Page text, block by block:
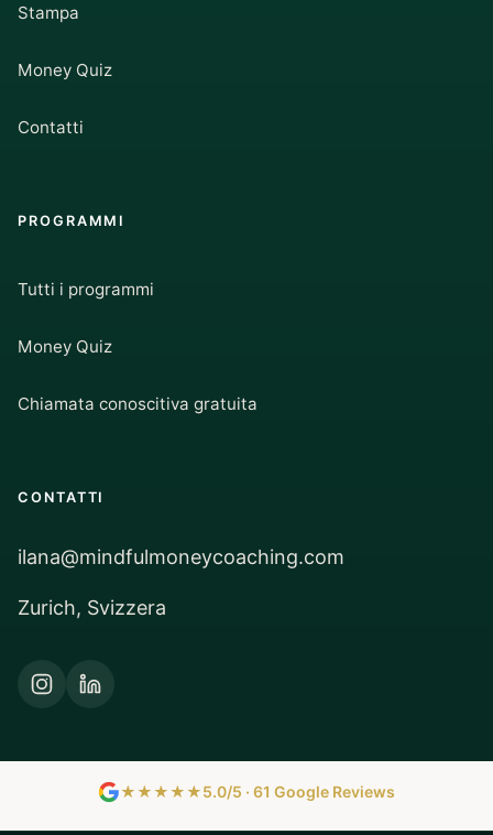
Stampa
Money Quiz
Contatti
PROGRAMMI
Tutti i programmi
Money Quiz
Chiamata conoscitiva gratuita
CONTATTI
ilana@mindfulmoneycoaching.com
Zurich, Svizzera
★★★★★5.0/5 · 61 Google Reviews